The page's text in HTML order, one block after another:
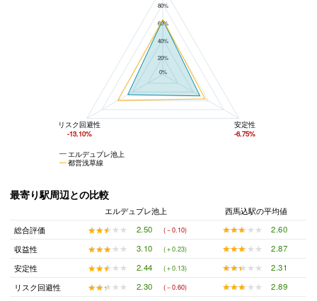
80%
60%
40%
20%
0%
エルデュプレ池上
都営浅草線
リスク回避性
-13.10%
安定性
-6.75%
最寄り駅周辺との比較
エルデュプレ池上
西馬込駅の平均値
総合評価
★★★★★
★★★★★ 2.50 (－0.10) ★★★★★
★★★★★
2.60
収益性
★★★★★
★★★★★ 3.10 (＋0.23) ★★★★★
★★★★★
2.87
安定性
★★★★★
★★★★★ 2.44 (＋0.13) ★★★★★
★★★★★
2.31
リスク回避性
★★★★★
★★★★★ 2.30 (－0.60) ★★★★★
★★★★★ 2.89